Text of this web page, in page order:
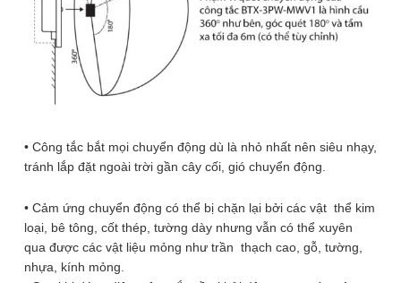
• Công tắc bắt mọi chuyển động dù là nhỏ nhất nên siêu nhạy,
tránh lắp đặt ngoài trời gần cây cối, gió chuyển động.
• Cảm ứng chuyển động có thể bị chặn lại bởi các vật thể kim
loại, bê tông, cốt thép, tường dày nhưng vẫn có thể xuyên
qua được các vật liệu mỏng như trần thạch cao, gỗ, tường,
nhựa, kính mỏng.
• Công tắc tiết kiệm điện thông minh:
độ sáng môi trường (sáng hay tối), giúp bạn chỉ bật đèn khi
trời tối và có chuyển động, nếu môi trường đủ sáng rồi thì
công tắc cũng không bật đèn dù cảm biến có phát hiện được
năng chỉnh độ nhạy của cảm biến radar để phát hiện chuyển
động ở xa hay gần theo nhu cầu, tránh những trường hợp
bật đèn không mong muốn, cũng như có thể chỉnh thời gian
trễ bật đèn kể từ khi phát hiện chuyển động cho đến khi
Kết nối:
1k sub
Zalo Official:
THÔNG TIN HƯỚNG DẪN MUA HÀNG
LIÊN HỆ
Hotline 24/7
Hỗ trợ trực tuyến
Giờ hoạt động: 8:30 - 17:30